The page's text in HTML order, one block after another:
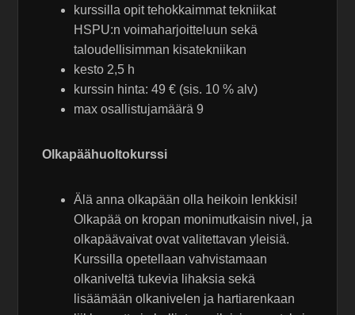
kurssilla opit tehokkaimmat tekniikat
HSPU:n voimaharjoitteluun sekä
taloudellisimman kisatekniikan
kesto 2,5 h
kurssin hinta: 49 € (sis. 10 % alv)
max osallistujamäärä 9
Olkapäähuoltokurssi
Älä anna olkapään olla heikoin lenkkisi!
Olkapää on kropan monimutkaisin nivel, ja
olkapäävaivat ovat valitettavan yleisiä.
Kurssilla opetellaan vahvistamaan
olkaniveltä tukevia lihaksia sekä
lisäämään olkanivelen ja hartiarenkaan